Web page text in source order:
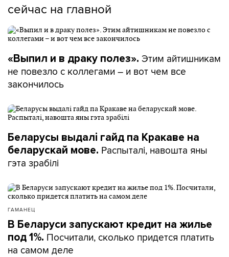
сейчас на главной
«Выпил и в драку полез». Этим айтишникам
не повезло с коллегами – и вот чем все
закончилось
Беларусы выдалі гайд па Кракаве на
беларускай мове. Распыталі, навошта яны
гэта зрабілі
ГАМАНЕЦ
В Беларуси запускают кредит на жилье
под 1%. Посчитали, сколько придется платить
на самом деле